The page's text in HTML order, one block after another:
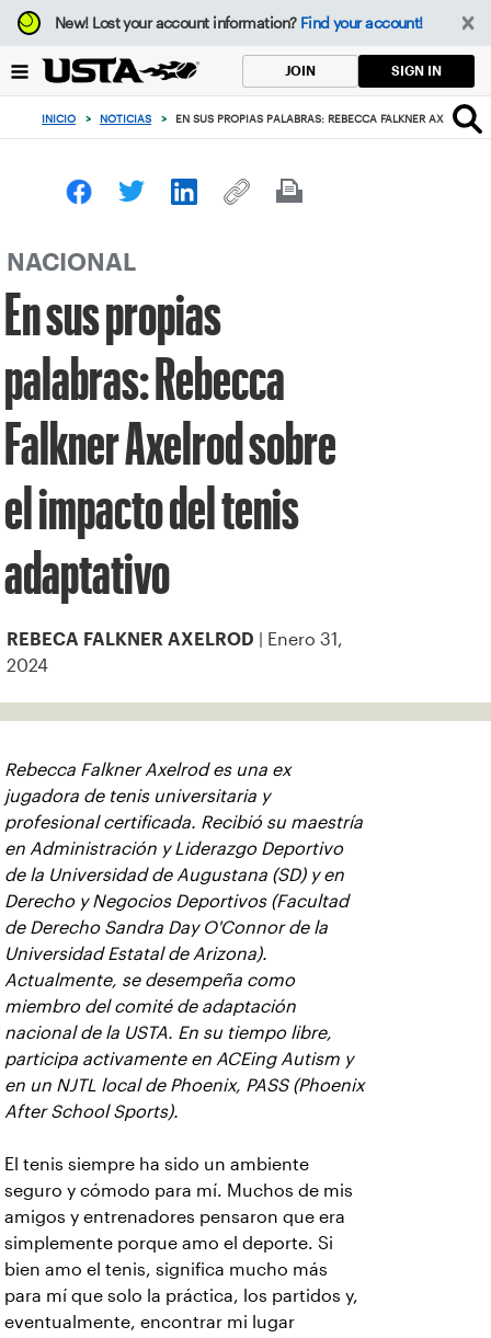
Enfoque
desde
botón
volver
principio
New!Lost your account information? Find your account!
JOIN SIGN IN
INICIO > NOTICIAS > EN SUS PROPIAS PALABRAS: REBECCA FALKNER AXELROD
NACIONAL
En sus propias
palabras: Rebecca
Falkner Axelrod sobre
el impacto del tenis
adaptativo
REBECA FALKNER AXELROD
| Enero 31,
2024
Rebecca Falkner Axelrod es una ex
jugadora de tenis universitaria y
profesional certificada. Recibió su maestría
en Administración y Liderazgo Deportivo
de la Universidad de Augustana (SD) y en
Derecho y Negocios Deportivos (Facultad
de Derecho Sandra Day O'Connor de la
Universidad Estatal de Arizona).
Actualmente, se desempeña como
miembro del comité de adaptación
nacional de la USTA. En su tiempo libre,
participa activamente en ACEing Autism y
en un NJTL local de Phoenix, PASS (Phoenix
After School Sports).
El tenis siempre ha sido un ambiente
seguro y cómodo para mí. Muchos de mis
amigos y entrenadores pensaron que era
simplemente porque amo el deporte. Si
bien amo el tenis, significa mucho más
para mí que solo la práctica, los partidos y,
eventualmente, encontrar mi lugar